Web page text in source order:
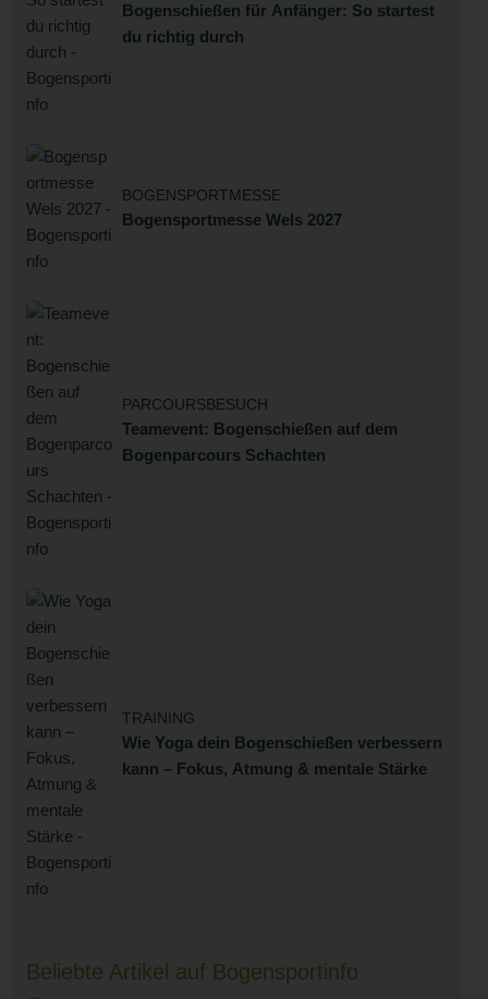
Bogenschießen für Anfänger: So startest
du richtig durch
BOGENSPORTMESSE
Bogensportmesse Wels 2027
PARCOURSBESUCH
Teamevent: Bogenschießen auf dem
Bogenparcours Schachten
TRAINING
Wie Yoga dein Bogenschießen verbessern
kann – Fokus, Atmung & mentale Stärke
Beliebte Artikel auf Bogensportinfo